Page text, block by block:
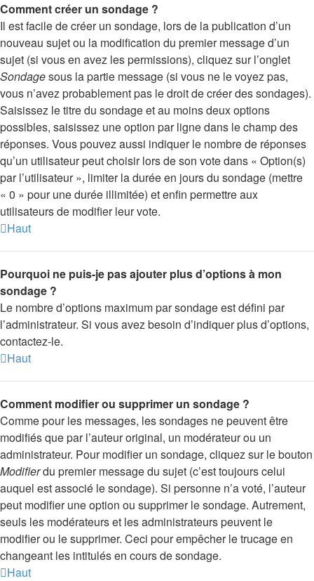
Comment créer un sondage ?
Il est facile de créer un sondage, lors de la publication d’un
nouveau sujet ou la modification du premier message d’un
sujet (si vous en avez les permissions), cliquez sur l’onglet
Sondagesous la partie message (si vous ne le voyez pas,
vous n’avez probablement pas le droit de créer des sondages).
Saisissez le titre du sondage et au moins deux options
possibles, saisissez une option par ligne dans le champ des
réponses. Vous pouvez aussi indiquer le nombre de réponses
qu’un utilisateur peut choisir lors de son vote dans « Option(s)
par l’utilisateur », limiter la durée en jours du sondage (mettre
« 0 » pour une durée illimitée) et enfin permettre aux
utilisateurs de modifier leur vote.
Haut
Pourquoi ne puis-je pas ajouter plus d’options à mon
sondage ?
Le nombre d’options maximum par sondage est défini par
l’administrateur. Si vous avez besoin d’indiquer plus d’options,
contactez-le.
Haut
Comment modifier ou supprimer un sondage ?
Comme pour les messages, les sondages ne peuvent être
modifiés que par l’auteur original, un modérateur ou un
administrateur. Pour modifier un sondage, cliquez sur le bouton
Modifierdu premier message du sujet (c’est toujours celui
auquel est associé le sondage). Si personne n’a voté, l’auteur
peut modifier une option ou supprimer le sondage. Autrement,
seuls les modérateurs et les administrateurs peuvent le
modifier ou le supprimer. Ceci pour empêcher le trucage en
changeant les intitulés en cours de sondage.
Haut